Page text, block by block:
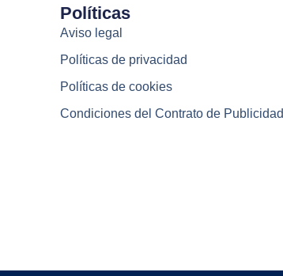
Políticas
Aviso legal
Políticas de privacidad
Políticas de cookies
Condiciones del Contrato de Publicidad